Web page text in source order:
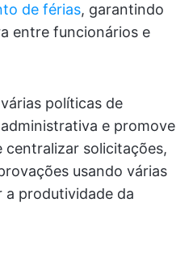
de férias, garantindo
entre funcionários e
políticas de
e promove
centralizar solicitações,
usando várias
a produtividade da